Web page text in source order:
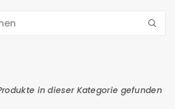
in dieser Kategorie gefunden